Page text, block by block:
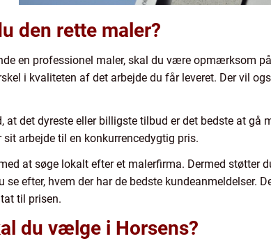
den rette maler?
en professionel maler, skal du være opmærksom
i kvaliteten af det arbejde du får leveret. Der vil
at det dyreste eller billigste tilbud er det bedste at gå
arbejde til en konkurrencedygtig pris.
at søge lokalt efter et malerfirma. Dermed støtter
se efter, hvem der har de bedste kundeanmeldelser.
til prisen.
du vælge i Horsens?